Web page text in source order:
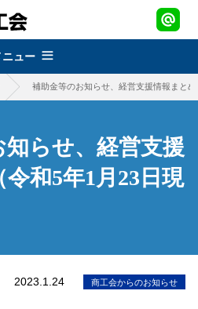
ニュー
険事務
補助金等のお知らせ、経営支援情報まと
らせ、経営支援
和5年1月23日現
2023.1.24 商工会からのお知らせ